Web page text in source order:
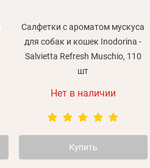
Салфетки с ароматом мускуса
для собак и кошек Inodorina -
Salvietta Refresh Muschio, 110
шт
Нет в наличии
Купить